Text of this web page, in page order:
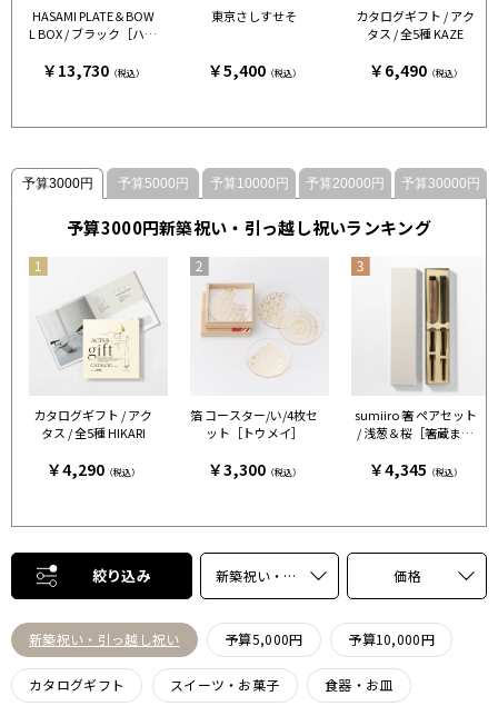
HASAMI PLATE＆BOW
L BOX / ブラック［ハサ
￥13,730（税込）
東京さしすせそ
￥5,400（税込）
カタログギフト / アク
タス / 全5種 KAZE
￥6,490（税込）
予算3000円 予算5000円 予算10000円 予算20000円 予算30000円
予算3000円新築祝い・引っ越し祝いランキング
カタログギフト / アク
タス / 全5種 HIKARI
￥4,290（税込）
箔 コースター/い/4枚セ
ット［トウメイ］
￥3,300（税込）
sumiiro 箸 ペアセット
/ 浅葱＆桜［箸蔵まつ
￥4,345 （税込）
絞り込み 新築祝い・引っ越し祝い 価格
新築祝い・引っ越し祝い 予算5,000円 予算10,000円
カタログギフト スイーツ・お菓子 食器・お皿